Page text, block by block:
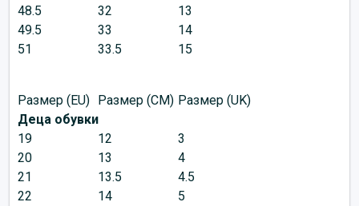
48.5
32
13
49.5
33
14
51
33.5 15
Размер (EU) Размер (CM) Размер (UK)
Деца обувки
19
12
3
20
13
4
21
13.5
4.5
22
14
5